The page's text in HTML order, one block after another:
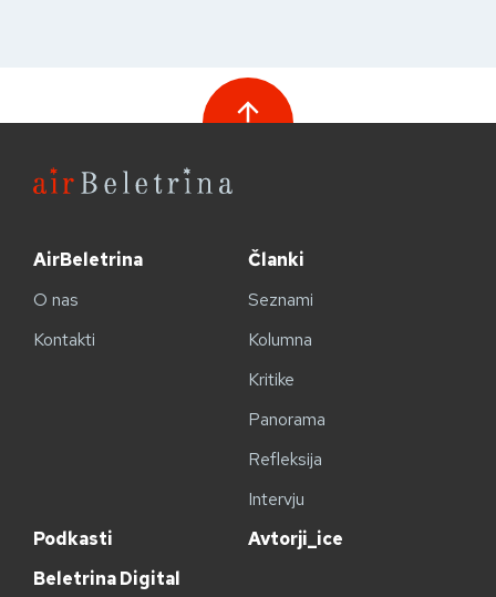
AirBeletrina
O nas
Kontakti
Članki
Seznami
Kolumna
Kritike
Panorama
Refleksija
Intervju
Podkasti
Avtorji_ice
Beletrina Digital